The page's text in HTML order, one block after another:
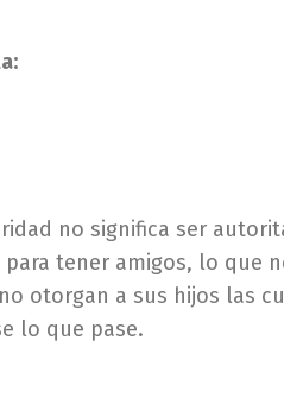
no significa ser
tener amigos, lo que
otorgan a sus hijos las
lo que pase.